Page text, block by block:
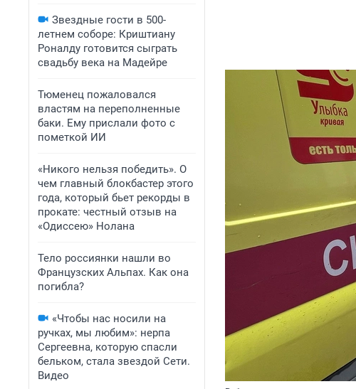
Звездные гости в 500-
летнем соборе: Криштиану
Роналду готовится сыграть
свадьбу века на Мадейре
Тюменец пожаловался
властям на переполненные
баки. Ему прислали фото с
пометкой ИИ
«Никого нельзя победить». О
чем главный блокбастер этого
года, который бьет рекорды в
прокате: честный отзыв на
«Одиссею» Нолана
Тело россиянки нашли во
Французских Альпах. Как она
погибла?
«Чтобы нас носили на
ручках, мы любим»: нерпа
Сергеевна, которую спасли
бельком, стала звездой Сети.
Видео